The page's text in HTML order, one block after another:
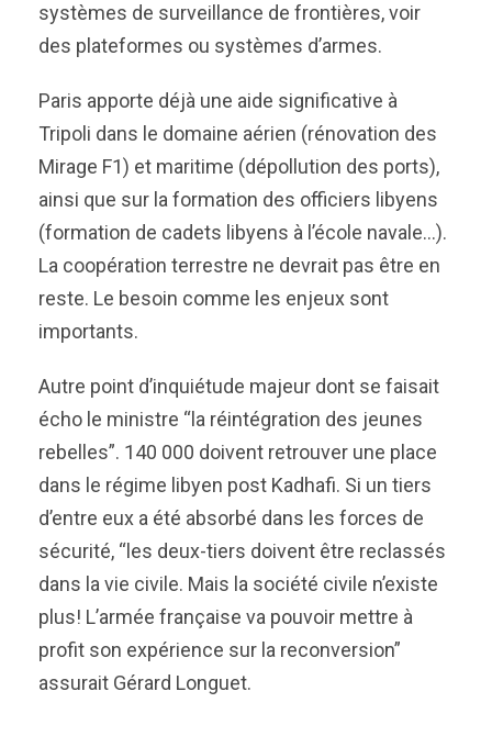
systèmes de surveillance de frontières, voir
des plateformes ou systèmes d’armes.
Paris apporte déjà une aide significative à
Tripoli dans le domaine aérien (rénovation des
Mirage F1) et maritime (dépollution des ports),
ainsi que sur la formation des officiers libyens
(formation de cadets libyens à l’école navale…).
La coopération terrestre ne devrait pas être en
reste. Le besoin comme les enjeux sont
importants.
Autre point d’inquiétude majeur dont se faisait
écho le ministre “la réintégration des jeunes
rebelles”. 140 000 doivent retrouver une place
dans le régime libyen post Kadhafi. Si un tiers
d’entre eux a été absorbé dans les forces de
sécurité, “les deux-tiers doivent être reclassés
dans la vie civile. Mais la société civile n’existe
plus! L’armée française va pouvoir mettre à
profit son expérience sur la reconversion”
assurait Gérard Longuet.